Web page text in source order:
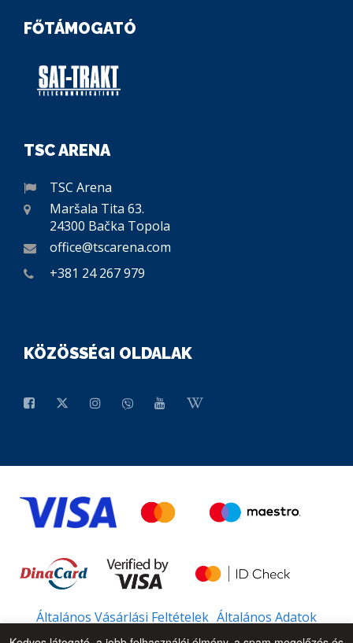
FŐTÁMOGATÓ
TSC ARENA
TSC Arena
Maršala Tita 63.
24300 Bačka Topola
office@tscarena.com
+381 24 267 979
KÖZÖSSÉGI OLDALAK
Általános Vásárlási Feltételek Általános Adatok